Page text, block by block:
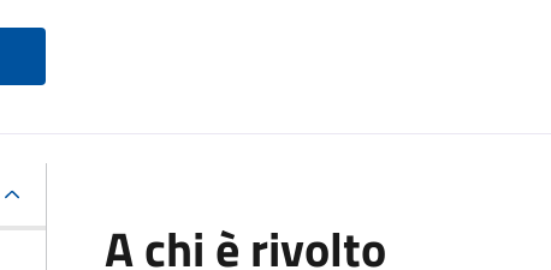
A chi è rivolto